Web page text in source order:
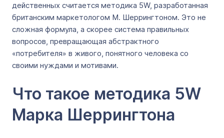
действенных считается методика 5W, разработанная
британским маркетологом М. Шеррингтоном. Это не
сложная формула, а скорее система правильных
вопросов, превращающая абстрактного
«потребителя» в живого, понятного человека со
своими нуждами и мотивами.
Что такое методика 5W
Марка Шеррингтона